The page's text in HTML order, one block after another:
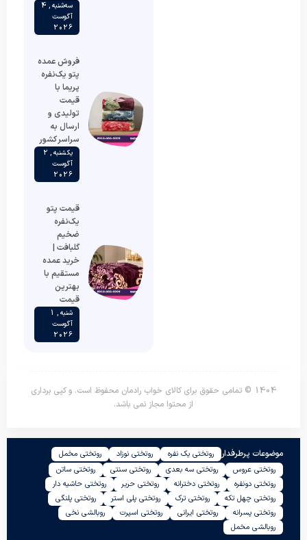
سه‌شنبه , 4
آگوست
2026
فروش عمده
پتو یک‌نفره
پریما با
قیمت
تولیدی و
ارسال به
سراسر کشور
یکشنبه , 2
آگوست
2026
قیمت پتو
یک‌نفره
ضخیم
گلبافت |
خرید عمده
مستقیم با
بهترین
قیمت
شنبه , 1
آگوست
2026
1404 © تمامی حقوق برای کالای خواب رادمان محفوظ است. و کپی برداری
از محتوا مجاز نمی باشد.
موضوعات پرطرفدار روتختی یک نفره روتختی نوزاد
روتختی مخمل
روتختی عروس
روتختی سه بعدی روتختی سنتی
روتختی ساتن
روتختی دونفره
روتختی دخترانه روتختی حریر
روتختی حاشیه دار
روتختی چهل تکه
روتختی ترک روتختی پلی استر
روتختی پلنگی
روتختی پسرانه
روتختی ایرانی روتختی اسپرت
روبالشی نخی
روبالشی مخمل